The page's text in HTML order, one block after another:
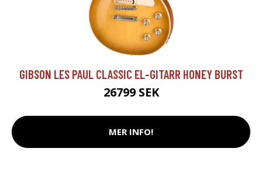
GIBSON LES PAUL CLASSIC EL-GITARR HONEY BURST
26799 SEK
MER INFO!